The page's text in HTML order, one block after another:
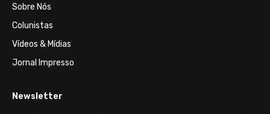
Sobre Nós
Colunistas
Vídeos & Mídias
Jornal Impresso
Newsletter